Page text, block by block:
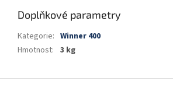
Doplňkové parametry
Kategorie: Winner 400
Hmotnost: 3 kg